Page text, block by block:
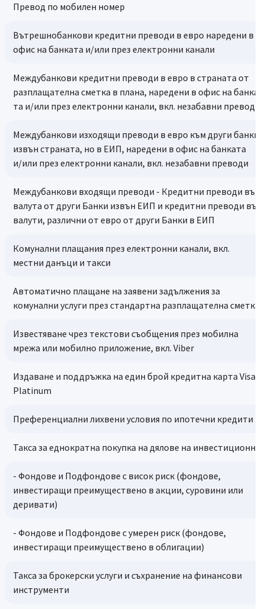
Превод по мобилен номер
Вътрешнобанкови кредитни преводи в евро наредени в
офис на банката и/или през електронни канали
Междубанкови кредитни преводи в евро в страната от
разплащателна сметка в плана, наредени в офис на банка
та и/или през електронни канали, вкл. незабавни преводи
Междубанкови изходящи преводи в евро към други банки
извън страната, но в ЕИП, наредени в офис на банката
и/или през електронни канали, вкл. незабавни преводи
Междубанкови входящи преводи - Кредитни преводи във
валута от други Банки извън ЕИП и кредитни преводи във
валути, различни от евро от други Банки в ЕИП
Комунални плащания през електронни канали, вкл.
местни данъци и такси
Автоматично плащане на заявени задължения за
комунални услуги през стандартна разплащателна сметка
Известяване чрез текстови съобщения през мобилна
мрежа или мобилно приложение, вкл. Viber
Издаване и поддръжка на един брой кредитна карта Visa
Platinum
Преференциални лихвени условия по ипотечни кредити
Такса за еднократна покупка на дялове на
- Фондове и Подфондове с висок риск (фондове,
инвестиращи преимуществено в акции, суровини или
деривати)
- Фондове и Подфондове с умерен риск (фондове,
инвестиращи преимуществено в облигации)
Такса за брокерски услуги и съхранение на финансови
инструменти